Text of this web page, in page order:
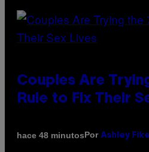
Couples Are
Rule to Fix Their
hace 48 minutosPor Ashley Fike